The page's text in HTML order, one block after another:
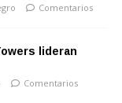
Comentarios
lideran
Comentarios